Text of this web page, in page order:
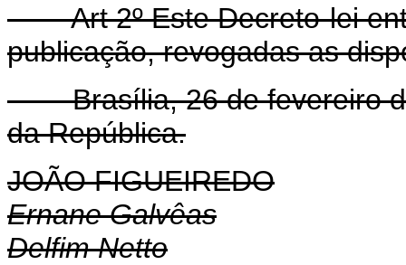
Art 2º Este Decreto-lei
publicação, revogadas as
Brasília, 26 de fevereiro de
da República.
JOÃO FIGUEIREDO
Ernane Galvêas
Delfim Netto